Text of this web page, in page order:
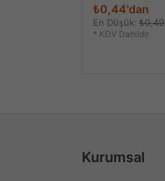
₺0,44'dan
En Düşük: ₺0,49
* KDV Dahildir
Kurumsal